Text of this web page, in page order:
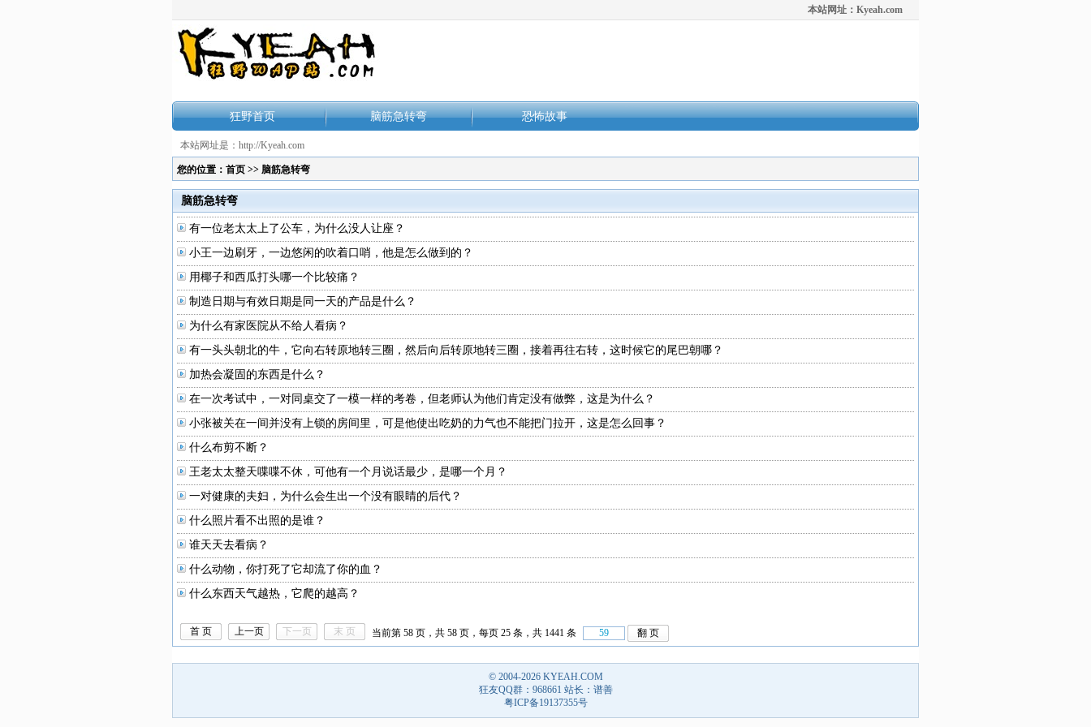
本站网址：Kyeah.com
狂野首页 脑筋急转弯 恐怖故事
本站网址是：http://Kyeah.com
您的位置： 首页 >> 脑筋急转弯
脑筋急转弯
有一位老太太上了公车，为什么没人让座？
小王一边刷牙，一边悠闲的吹着口哨，他是怎么做到的？
用椰子和西瓜打头哪一个比较痛？
制造日期与有效日期是同一天的产品是什么？
为什么有家医院从不给人看病？
有一头头朝北的牛，它向右转原地转三圈，然后向后转原地转三圈，接着再往右转，这时候它的尾巴朝哪？
加热会凝固的东西是什么？
在一次考试中，一对同桌交了一模一样的考卷，但老师认为他们肯定没有做弊，这是为什么？
小张被关在一间并没有上锁的房间里，可是他使出吃奶的力气也不能把门拉开，这是怎么回事？
什么布剪不断？
王老太太整天喋喋不休，可他有一个月说话最少，是哪一个月？
一对健康的夫妇，为什么会生出一个没有眼睛的后代？
什么照片看不出照的是谁？
谁天天去看病？
什么动物，你打死了它却流了你的血？
什么东西天气越热，它爬的越高？
首 页 上一页 下一页 末 页 当前第 58 页，共 58 页，每页 25 条，共 1441 条
© 2004-2026 KYEAH.COM
狂友QQ群：968661 站长：谱善
粤ICP备19137355号